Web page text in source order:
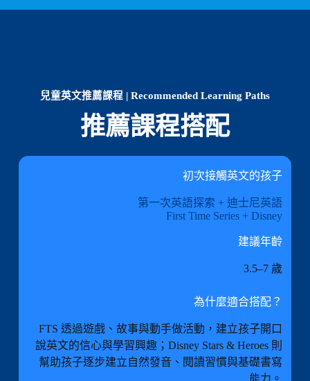
兒童英文推薦課程 | Recommended Learning Paths
推薦課程搭配
初次接觸英文的孩子
第一次英語探索 + 迪士尼英語
First Time Series+ Disney
建議年齡
3.5–7 歲
為什麼適合搭配？
FTS 透過遊戲、故事與動手做活動，建立孩子開口
說英文的信心與學習興趣；Disney Stars & Heroes 則
幫助孩子逐步建立自然發音、閱讀習慣與基礎書寫
能力。